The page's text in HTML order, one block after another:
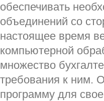
обеспечивать
объединений со
настоящее время
компьютерной
множество
требования к ним.
программу для